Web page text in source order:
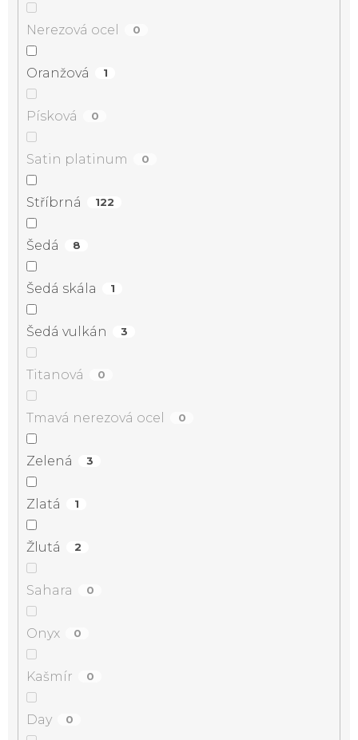
Nerezová ocel 0
Oranžová 1
Písková 0
Satin platinum 0
Stříbrná 122
Šedá 8
Šedá skála 1
Šedá vulkán 3
Titanová 0
Tmavá nerezová ocel 0
Zelená 3
Zlatá 1
Žlutá 2
Sahara 0
Onyx 0
Kašmír 0
Day 0